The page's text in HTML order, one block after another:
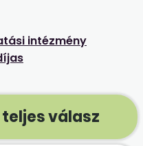
intézmény
válasz